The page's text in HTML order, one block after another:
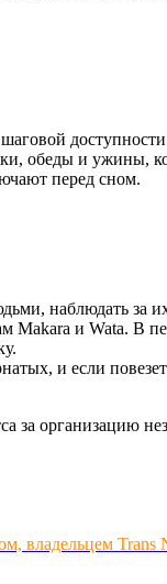
обеды и ужины,
перед сном.
наблюдать за
Makara и Wata. В
и если
за организацию
владельцем Trans